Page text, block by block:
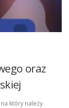
oraz
który należy